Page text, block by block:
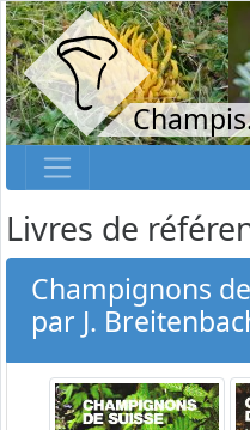
Livres de
Champignons
par J.